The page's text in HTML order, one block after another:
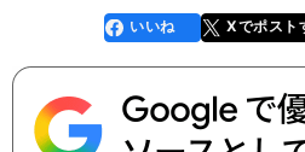
faceboo
k
いいね Xでポスト